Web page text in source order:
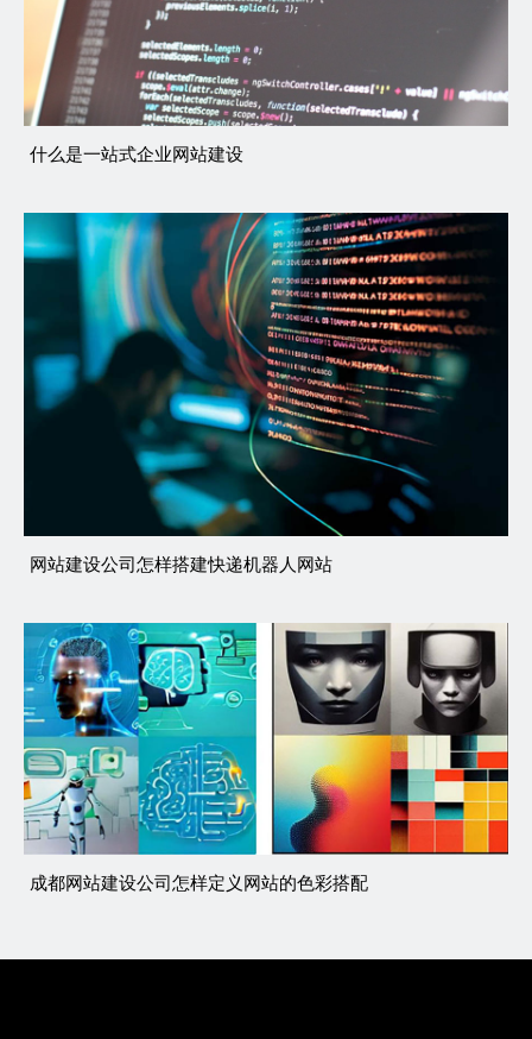
什么是一站式企业网站建设
网站建设公司怎样搭建快递机器人网站
成都网站建设公司怎样定义网站的色彩搭配